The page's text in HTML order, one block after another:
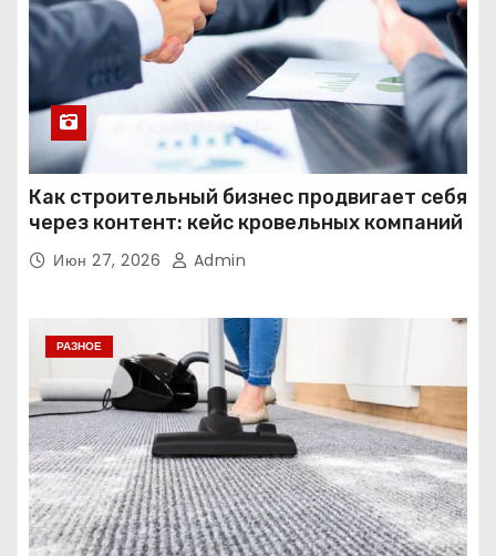
Как строительный бизнес продвигает себя
через контент: кейс кровельных компаний
Июн 27, 2026 Admin
РАЗНОЕ